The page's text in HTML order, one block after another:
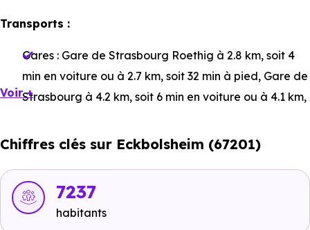
Transports :
Gares : Gare de Strasbourg Roethig à 2.8 km, soit 4
min en voiture ou à 2.7 km, soit 32 min à pied, Gare de
Strasbourg à 4.2 km, soit 6 min en voiture ou à 4.1 km,
6 min en voiture ou à 3.4 km, soit 41 min à pied
Centreà 374 m, soit 1 min en voiture ou à 211 m, soit 3
min à pied, Ligne 4 - Ligne 41 - Ligne 45 : Jardin des
Voir +
Chiffres clés sur Eckbolsheim (67201)
7237
habitants